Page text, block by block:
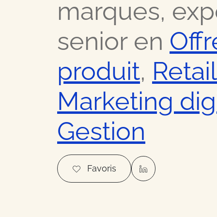
Nos meilleurs contacts dans
Nos meilleurs conseils
Offres
Les bons plans et actualités
FAQ
marques,
senior en
produit,
Marketing
Gestion
Favoris